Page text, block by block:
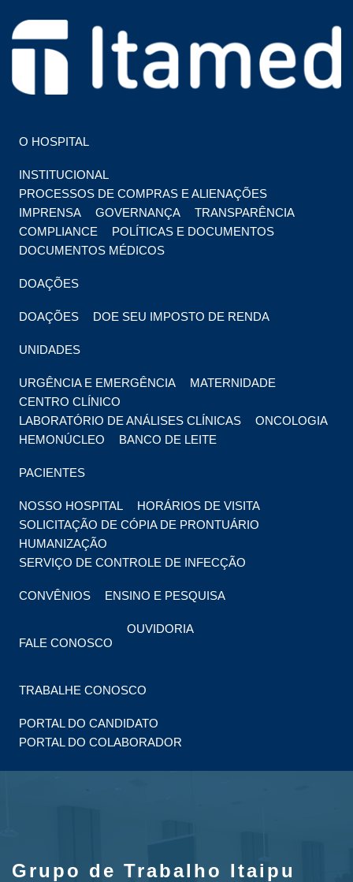
HOSPITAL EM FOZ DO IGUAÇU
O HOSPITAL
INSTITUCIONAL
PROCESSOS DE COMPRAS E ALIENAÇÕES
IMPRENSA
GOVERNANÇA
TRANSPARÊNCIA
COMPLIANCE
POLÍTICAS E DOCUMENTOS
DOCUMENTOS MÉDICOS
DOAÇÕES
DOAÇÕES DOE SEU IMPOSTO DE RENDA
UNIDADES
URGÊNCIA E EMERGÊNCIA
MATERNIDADE
CENTRO CLÍNICO
LABORATÓRIO DE ANÁLISES CLÍNICAS
ONCOLOGIA
HEMONÚCLEO
BANCO DE LEITE
PACIENTES
NOSSO HOSPITAL
HORÁRIOS DE VISITA
SOLICITAÇÃO DE CÓPIA DE PRONTUÁRIO
HUMANIZAÇÃO
SERVIÇO DE CONTROLE DE INFECÇÃO
CONVÊNIOS ENSINO E PESQUISA
FALE CONOSCO
OUVIDORIA
TRABALHE CONOSCO
PORTAL DO CANDIDATO
PORTAL DO COLABORADOR
Grupo de Trabalho Itaipu